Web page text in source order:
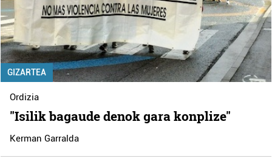
GIZARTEA
Ordizia
"Isilik bagaude denok gara konplize"
Kerman Garralda